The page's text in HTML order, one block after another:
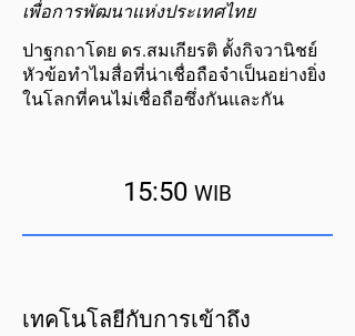
เพื่อการพัฒนาแห่งประเทศไทย
ปาฐกถาโดย ดร.สมเกียรติ ตั้งกิจวานิชย์
หัวข้อทำไมสื่อที่น่าเชื่อถือจำเป็นอย่างยิ่ง
ในโลกที่คนไม่เชื่อถือซึ่งกันและกัน
15:50 WIB
เทคโนโลยีกับการเข้าถึง